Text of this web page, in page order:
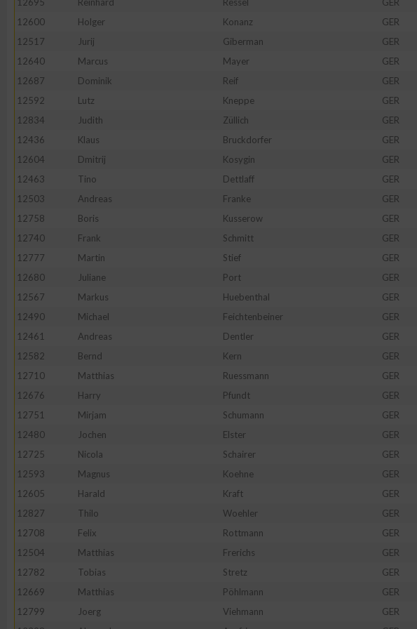
12600
Holger Konanz GER
12517
Jurij Giberman GER
12640
Marcus Mayer GER
12687
Dominik Reif GER
12592
Lutz Kneppe GER
12834
Judith Züllich GER
12436
Klaus Bruckdorfer GER
12604
Dmitrij Kosygin GER
12463
Tino Dettlaff GER
12503
Andreas Franke GER
12758
Boris Kusserow GER
12740
Frank Schmitt GER
12777
Martin Stief GER
12680
Juliane Port GER
12567
Markus Huebenthal GER
12490
Michael Feichtenbeiner GER
12461
Andreas Dentler GER
12582
Bernd Kern GER
12710
Matthias Ruessmann GER
12676
Harry Pfundt GER
12751
Mirjam Schumann GER
12480
Jochen Elster GER
12725
Nicola Schairer GER
12593
Magnus Koehne GER
12605
Harald Kraft GER
12827
Thilo Woehler GER
12708
Felix Rottmann GER
12504
Matthias Frerichs GER
12782
Tobias Stretz GER
12669
Matthias Pöhlmann GER
12799
Joerg Viehmann GER
Erstellung von Profilen zur Personalisierung von Inhalten
Messung der Werbeleistung
Messung der Performance von Inhalten
Analyse von Zielgruppen durch Statistiken oder Kombinationen von Daten aus
Entwicklung und Verbesserung der Angebote
IAB-Besonderheiten:
Geräte anhand von aktiv angeforderten Informationen identifizieren
Nicht-IAB-Verarbeitungszwecke:
Notwendig
Performance
Funktional